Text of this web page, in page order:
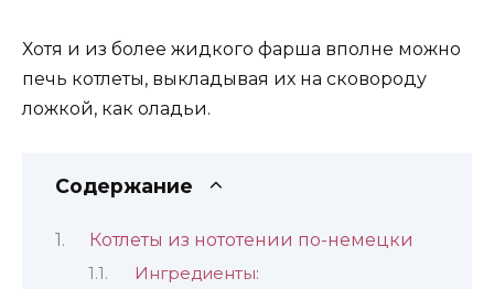
Хотя и из более жидкого фарша вполне можно
печь котлеты, выкладывая их на сковороду
ложкой, как оладьи.
Содержание
Котлеты из нототении по-немецки
Ингредиенты: